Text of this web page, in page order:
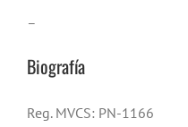
–
Biografía
Reg. MVCS: PN-1166